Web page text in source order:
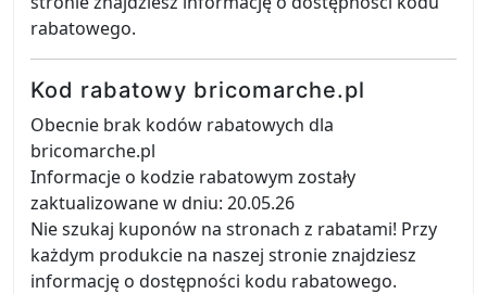
rabatowego.
Kod rabatowy bricomarche.pl
Obecnie brak kodów rabatowych dla
bricomarche.pl
Informacje o kodzie rabatowym zostały
zaktualizowane w dniu: 20.05.26
Nie szukaj kuponów na stronach z rabatami! Przy
każdym produkcie na naszej stronie znajdziesz
informację o dostępności kodu rabatowego.